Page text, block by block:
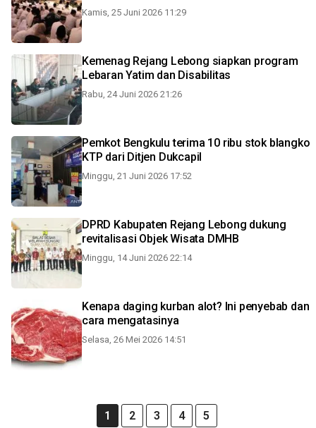
Kamis, 25 Juni 2026 11:29
Kemenag Rejang Lebong siapkan program
Lebaran Yatim dan Disabilitas
Rabu, 24 Juni 2026 21:26
Pemkot Bengkulu terima 10 ribu stok blangko
KTP dari Ditjen Dukcapil
Minggu, 21 Juni 2026 17:52
DPRD Kabupaten Rejang Lebong dukung
revitalisasi Objek Wisata DMHB
Minggu, 14 Juni 2026 22:14
Kenapa daging kurban alot? Ini penyebab dan
cara mengatasinya
Selasa, 26 Mei 2026 14:51
1 2 3 4 5